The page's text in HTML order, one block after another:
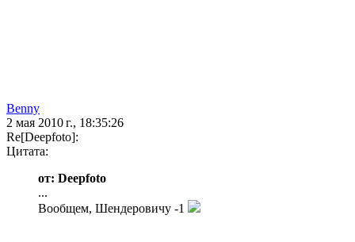
Benny
2 мая 2010 г., 18:35:26
Re[Deepfoto]:
Цитата:
от: Deepfoto
...
Вообщем, Шендеровичу -1